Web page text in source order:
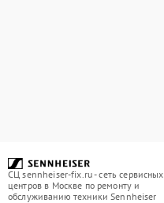
СЦ sennheiser-fix.ru - сеть сервисных
центров в Москве по ремонту и
обслуживанию техники Sennheiser